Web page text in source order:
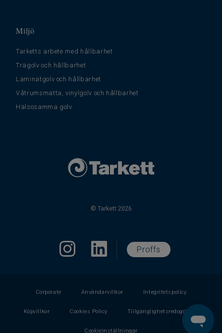
Miljö
Tarketts arbete med hållbarhet
Trägolv och hållbarhet
Laminatgolv och hållbarhet
Våtrumsmatta, vinylgolv och hållbarhet
Hälsosamma golv
© Tarkett 2026
Proffs
Corporate Användarvillkor Integritetspolicy
Köpvillkor Cookies Policy Tillgänglighetsredogörelse
Cookieinställningar